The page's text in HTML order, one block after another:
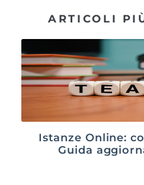
ARTICOLI
Istanze Online:
Guida